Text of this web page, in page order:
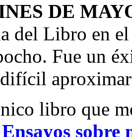
DE
del Libro en
Fue un
libro que